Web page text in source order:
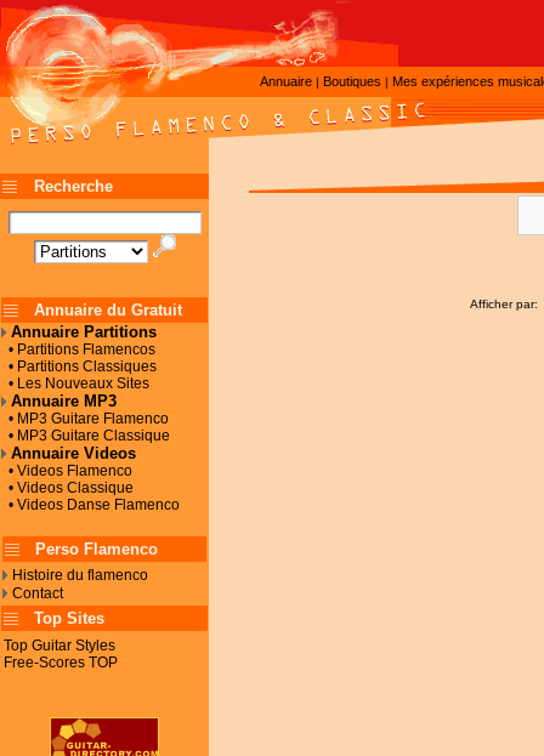
Annuaire | Boutiques | Mes expériences
Recherche
Annuaire du Gratuit
Annuaire Partitions
• Partitions Flamencos
• Partitions Classiques
• Les Nouveaux Sites
Annuaire MP3
• MP3 Guitare Flamenco
• MP3 Guitare Classique
Annuaire Videos
• Videos Flamenco
• Videos Classique
• Videos Danse Flamenco
Perso Flamenco
Histoire du flamenco
Contact
Top Sites
Top Guitar Styles
Free-Scores TOP
Afficher par: